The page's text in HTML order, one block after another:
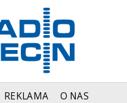
REKLAMA O NAS